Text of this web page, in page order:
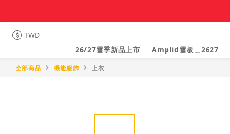
TWD
26/27雪季新品上市
Amplid雪板＿2627
全部商品 機能服飾 上衣